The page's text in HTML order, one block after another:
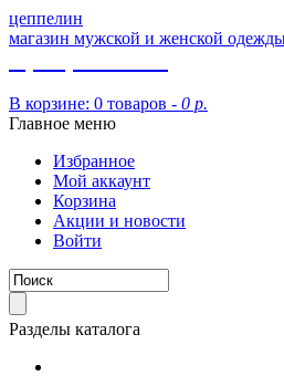
цеппелин
магазин мужской и женской
В корзине: 0 товаров - 0 р.
Главное меню
Избранное
Мой аккаунт
Корзина
Акции и новости
Войти
Разделы каталога